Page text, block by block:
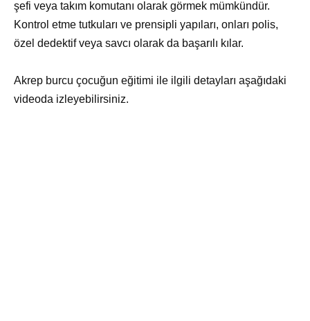
şefi veya takım komutanı olarak görmek mümkündür.
Kontrol etme tutkuları ve prensipli yapıları, onları polis,
özel dedektif veya savcı olarak da başarılı kılar.
Akrep burcu çocuğun eğitimi ile ilgili detayları aşağıdaki
videoda izleyebilirsiniz.